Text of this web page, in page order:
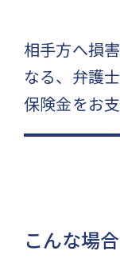
相手方へ損
なる、弁護
保険金をお
こんな場